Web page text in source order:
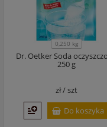
0,250 kg
Dr. Oetker Soda
250 g
zł /szt
Do koszyka